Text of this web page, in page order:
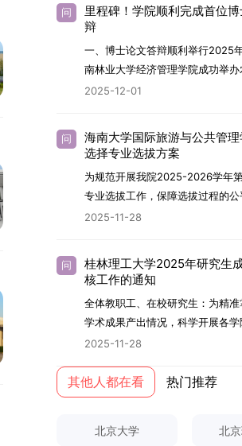
博、硕博连读与申请-考核制，将
质择优录取。（四）培养类别全部
就业博士研究生。三、培养模式与
学籍管理联合培养学生学籍隶属于
基本修业年限按该校研究生学籍管
第一阶段于上海交通大学完成课程
进入苏州实验室，依托其重大科研
定年限内达到上海交通大学毕业
的，将获发上海交通大学博士研究
予博士学位。四、项目特色与支持
料领域大科学装置与人工智能辅助
前沿科研训练条件。（二）优质导
士在内的资深科研人员组成导师
学术指导，并支持参与国际化学术
厚奖助待遇提供具有竞争力的助研
道在培养过程中表现优异者，毕业
州实验室的工作推荐机会。五、申
足相应规定：本科直博生须符合上
中国共产党的领导，品德良好，
康，并满足《四川大学2026年博
程》中列出的各项基本条件。2.具
力，并展现出良好的科研发展潜力
下两项要求：①以第一作者身份
内发表期刊文章，其中至少1篇为A
（期刊等级依据《四川大学哲学
用成果分级方案》认定）；②作
得省部级二等奖及以上科研成果奖
前三。（二）网上报名及缴费报名
上进行，时间为2025年11月27日
读学校及学院发布的招生章程、简
按规定完成报名及缴费。逾期未完
弃。（三）申请材料提交符合报考
下载并填写《博士入学申请材料自
整理申请材料，确保材料齐全、顺
10:00前寄达经济学院研究生招生
生导师立德树人职责实施细则（
才兼备、科技报国的远大志向，增
人文关怀，促进个人成长与国家
合。同时，学校制定《关于进一步
诚信与学术道德教育，弘扬科学
持“五育并举”育人理念，通过德育
智、体育强身、美育润心、劳育
够担当民族复兴大任的高素质人才
生成长中的关键角色，推动形成以
国的育人氛围。在加强学术规范和
学校持续开展学术诚信教育，营
环境。（二）完善“五育并举”育人
进德育、智育、体育、美育和劳育
社会实践等多种途径，提升研究生
养具有创新精神、实践能力和社会
西南林业大学主动对接国家重大战
问
里程碑！学院顺利完成首位
辩
一、博士论文答辩顺利举行2025
南林业大学经济管理学院成功举办
业首届博士研究生学位论文答辩会
成。北京林业大学陈建成教授担
授，以及昆明理工大学冯朝睿教
文选题为《加入合作社对茶农绿
研究》，该研究立足于茶农生产经
合作社及其利益联结机制对茶农采
行为的影响路径，不仅深化了合作
转型的理论认识，也促进了农业
关研究的交叉融合，为促进茶农增
与框架文枚博士的论文聚焦茶农参
实背景，系统梳理了“认知—采纳
茶农的绿色生产决策，揭示了合作
2025-12-01
问
海南大学国际旅游与公共管
选择专业选拔方案
为规范开展我院2025-2026学年
专业选拔工作，保障选拔过程的
开，依据《海南大学普通本科学生
准备工作的通知》（海大本
际情况，特制定本实施方案。一
项领导小组为统筹推进自主选择
作，确保各项环节有序落地，学院
作领导小组。二、明确报名准入条
专业选拔的报名对象限定为2025
内。同时需特别说明的是，在高考
2025-11-28
问
桂林理工大学2025年研究生
核工作的通知
全体教职工、在校研究生：为精
学术成果产出情况，科学开展各学
量评估工作，进一步推进研究生成
成果统计、审核及考核相关事宜通
果统计范畴及填报规范本次成果统
日前正式取得的各类学术成果。成
2025-11-28
其他人都在看 热门推荐
北京大学 北